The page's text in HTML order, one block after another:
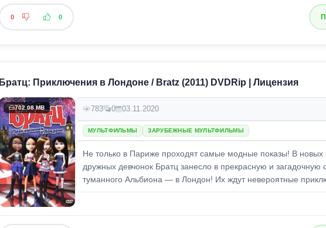
0 0
Братц: Приключения в Лондоне / Bratz (2011) DVDRip | Лицензия
702.08 MB 783 0 03.11.2020
МУЛЬТФИЛЬМЫ ЗАРУБЕЖНЫЕ МУЛЬТФИЛЬМЫ
Не только в Париже проходят самые модные показы! В новых
дружных девчонок Братц занесло в прекрасную и загадочную
туманного Альбиона — в Лондон! Их ждут невероятные